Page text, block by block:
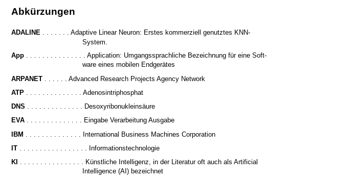
Abkürzungen
ADALINE . . . . . . . Adaptive Linear Neuron: Erstes kommerziell genutztes KNN-
System.
App . . . . . . . . . . . . . . . Application: Umgangssprachliche Bezeichnung für eine Soft-
ware eines mobilen Endgerätes
ARPANET
. . . . . . Advanced Research Projects Agency Network
ATP
. . . . . . . . . . . . . . Adenosintriphosphat
DNS . . . . . . . . . . . . . . Desoxyribonukleinsäure
EVA . . . . . . . . . . . . . . Eingabe Verarbeitung Ausgabe
IBM
. . . . . . . . . . . . . . International Business Machines Corporation
IT
. . . . . . . . . . . . . . . . . Informationstechnologie
KI
. . . . . . . . . . . . . . . . Künstliche Intelligenz, in der Literatur oft auch als Artificial
Intelligence (AI) bezeichnet